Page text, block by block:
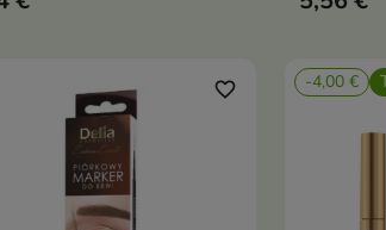
favorite_border -4,00 €